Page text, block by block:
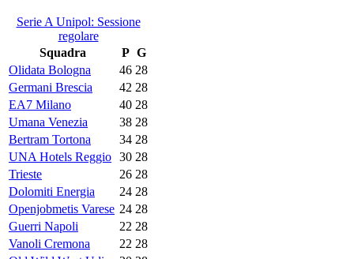
Serie A Unipol: Sessione
regolare
Squadra
P G
Olidata Bologna
46 28
Germani Brescia
42 28
EA7 Milano
40 28
Umana Venezia
38 28
Bertram Tortona
34 28
UNA Hotels Reggio 30 28
Trieste
26 28
Dolomiti Energia
24 28
Openjobmetis Varese 24 28
Guerri Napoli
22 28
Vanoli Cremona
22 28